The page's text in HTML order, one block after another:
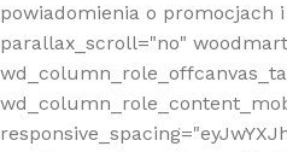
powiadomienia o promocjach
parallax_scroll="no"